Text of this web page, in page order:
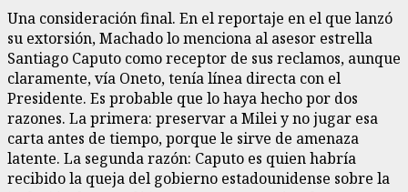
Una consideración final. En el reportaje en el que lanzó
su extorsión, Machado lo menciona al asesor estrella
Santiago Caputo como receptor de sus reclamos, aunque
claramente, vía Oneto, tenía línea directa con el
Presidente. Es probable que lo haya hecho por dos
razones. La primera: preservar a Milei y no jugar esa
carta antes de tiempo, porque le sirve de amenaza
latente. La segunda razón: Caputo es quien habría
recibido la queja del gobierno estadounidense sobre la